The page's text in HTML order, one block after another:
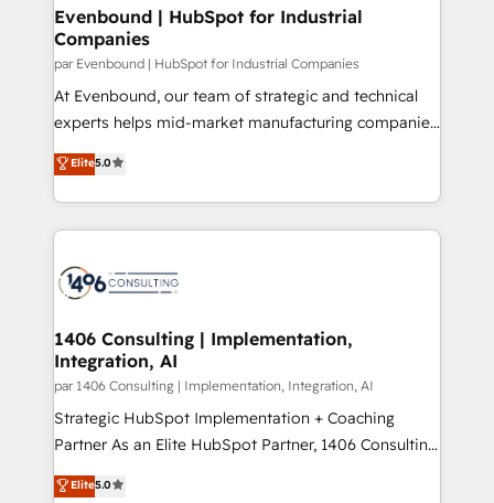
の統合・浸透・変革管理を実行します。 ▸ CMS戦略設
計・構築：リード獲得・CVR・SEOを前提にした情報設
提供。 ▸ 既存CRM・MAからの移行支援：Salesforce・
Marketo・Pardot等からの移行、カスタム設計、履歴
データ移行と活用設計まで。 ▸ AEO対応：ChatGPT・
か？ ✓ HubSpot Eliteパートナー認定 ✓ HubSpotアワ
ード受賞・HUGリーダー ✓ ISO27001:2022 /
ISO9001:2015 取得 ✓ 400社以上の導入実績 ✓
状整理の壁打ちなど、構想段階からお気軽にお問い合わ
せください。
products and strategies that actually make a
difference.
Evenbound | HubSpot for Industrial
Companies
par Evenbound | HubSpot for Industrial Companies
At Evenbound, our team of strategic and technical
experts helps mid-market manufacturing companies
achieve real growth. We specialize in delivering
tailored solutions that drive results by leveraging
HubSpot’s platform and data to fuel success.
Technical Solutions: - HubSpot Technical Consulting -
Onboarding - Data Migration & Integrations -
Revenue Operations - Inbound Marketing -
Outbound Marketing - HubSpot CMS Website
Design & Development We empower our clients to
reach their full potential by providing transparent,
relationship-driven support. With over 300 HubSpot
technical know-how and strategic guidance you
Elite5.0
1406 Consulting | Implementation,
Integration, AI
par 1406 Consulting | Implementation, Integration, AI
Strategic HubSpot Implementation + Coaching
Partner As an Elite HubSpot Partner, 1406 Consulting
helps mid-market revenue teams transform how
they sell, market, and serve. We don't just build your
Elite5.0